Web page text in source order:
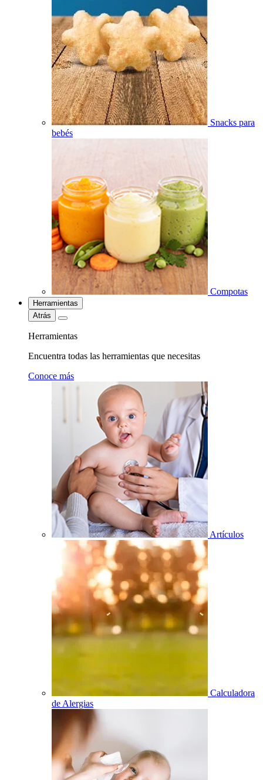
Snacks para
bebés
Compotas
Herramientas
Atrás
Herramientas
Encuentra todas las herramientas que necesitas
Conoce más
Artículos
Calculadora
de Alergias